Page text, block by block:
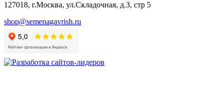
Валериана
Валерианелла
Гибискус лекарственный
Девясил
Душица
Змееголовник
127018, г.Москва, ул.Складочная, д.3, стр 5
shop@semenagavrish.ru